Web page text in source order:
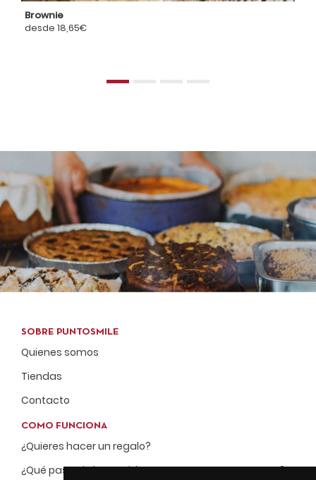
Brownie
desde 18,65€
SOBRE PUNTOSMILE
Quienes somos
Tiendas
Contacto
COMO FUNCIONA
¿Quieres hacer un regalo?
¿Qué pasa si el repartidor no me encuentra en casa?